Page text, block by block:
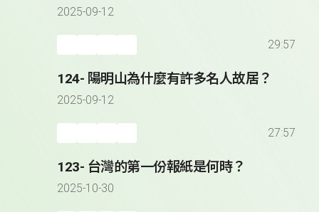
2025-09-12
29:57
124- 陽明山為什麼有許多名人故居？
2025-09-12
27:57
123- 台灣的第一份報紙是何時？
2025-10-30